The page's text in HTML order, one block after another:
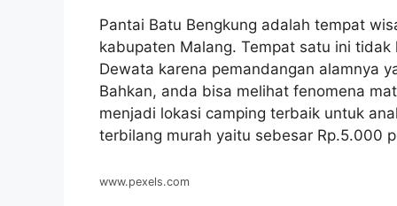
Pantai Batu Bengkung adalah tempat
kabupaten Malang. Tempat satu ini
Dewata karena pemandangan alamnya
Bahkan, anda bisa melihat fenomena
menjadi lokasi camping terbaik untuk
terbilang murah yaitu sebesar Rp.5.000
www.pexels.com